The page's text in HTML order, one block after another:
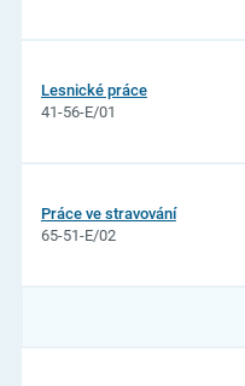
Lesnické práce
41-56-E/01
Práce ve stravování
65-51-E/02